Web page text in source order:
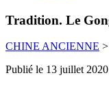
Tradition. Le
CHINE ANCIENNE >
Publié le 13 juillet 2020